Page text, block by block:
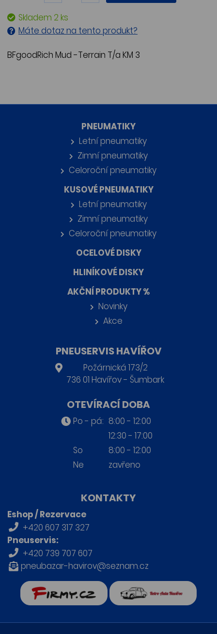
Skladem 2 ks
Máte dotaz na tento produkt?
BFgoodRich Mud -Terrain T/a KM 3
PNEUMATIKY
Letní pneumatiky
Zimní pneumatiky
Celoroční pneumatiky
KUSOVÉ PNEUMATIKY
Letní pneumatiky
Zimní pneumatiky
Celoroční pneumatiky
OCELOVÉ DISKY
HLINÍKOVÉ DISKY
AKČNÍ PRODUKTY %
Novinky
Akce
PNEUSERVIS HAVÍŘOV
Požárnická 173/2
736 01 Havířov - Šumbark
OTEVÍRACÍ DOBA
Po - pá: 8:00 - 12:00
12:30 - 17:00
So
8:00 - 12:00
Ne
zavřeno
KONTAKTY
Eshop / Rezervace
+420 607 317 327
Pneuservis:
+420 739 707 607
pneubazar-havirov@seznam.cz
Retro auta Havířov